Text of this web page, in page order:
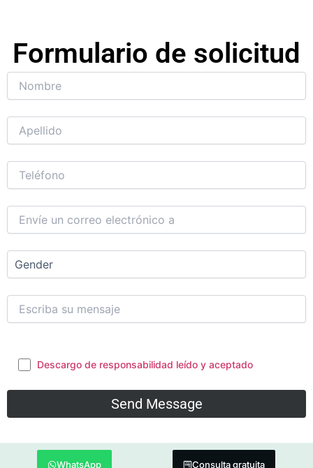
Formulario de solicitud
Descargo de responsabilidad leído y aceptado
WhatsApp Consulta gratuita